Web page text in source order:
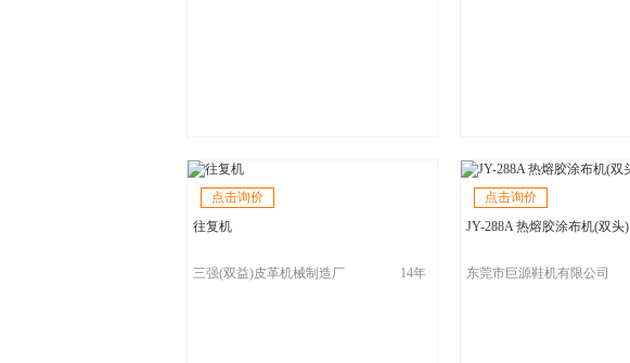
点击询价
往复机
三强(双益)皮革机械制造厂 14年
点击询价
JY-288A 热熔胶涂布机(双头)
东莞市巨源鞋机有限公司